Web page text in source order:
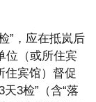
”，应在抵岚后
位（或所住宾
住宾馆）督促
3检”（含“落